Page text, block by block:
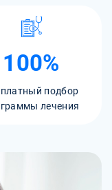
100%
подбор
лечения